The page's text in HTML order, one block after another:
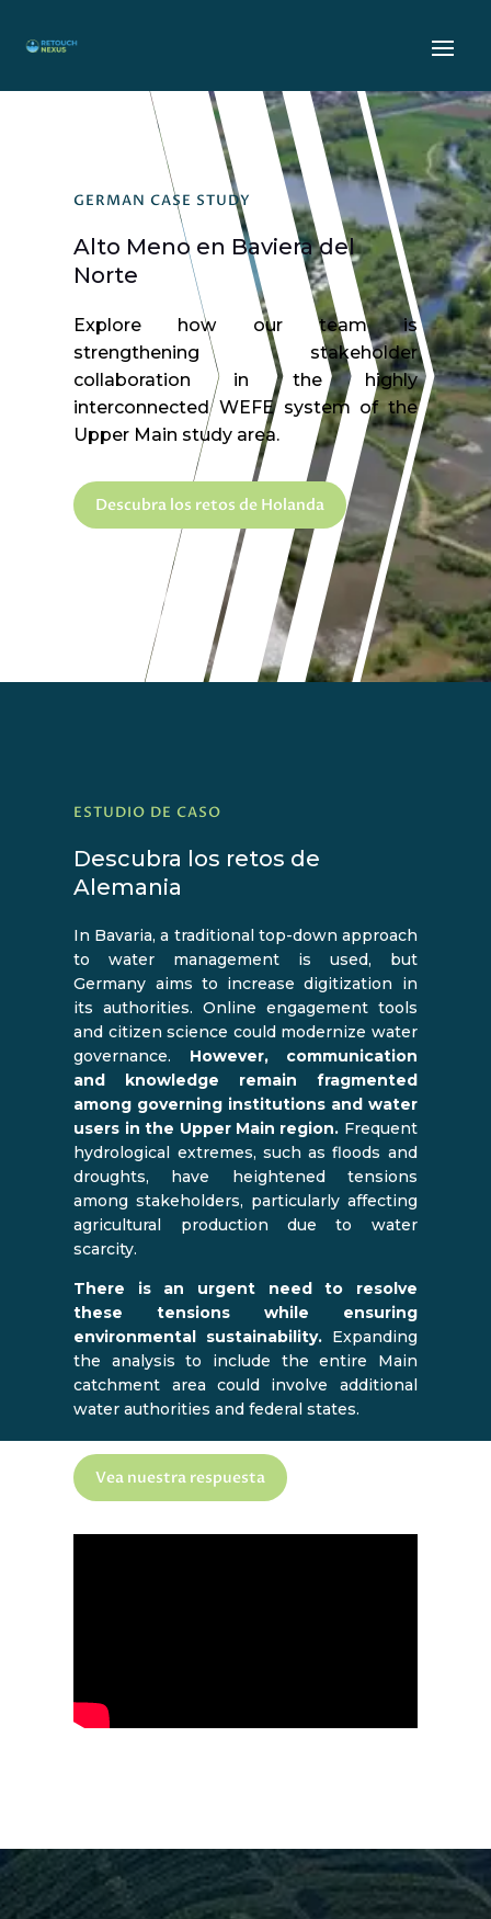
GERMAN CASE STUDY
Alto Meno en Baviera del
Norte
Explore how our team is
strengthening stakeholder
collaboration in the highly
interconnected WEFE system of the
Upper Main study area.
Descubra los retos de Holanda
ESTUDIO DE CASO
Descubra los retos de
Alemania
In Bavaria, a traditional top-down approach
to water management is used, but
Germany aims to increase digitization in
its authorities. Online engagement tools
and citizen science could modernize water
governance. However, communication
and knowledge remain fragmented
among governing institutions and water
users in the Upper Main region. Frequent
hydrological extremes, such as floods and
droughts, have heightened tensions
among stakeholders, particularly affecting
agricultural production due to water
scarcity.
There is an urgent need to resolve
these tensions while ensuring
environmental sustainability. Expanding
the analysis to include the entire Main
catchment area could involve additional
water authorities and federal states.
Vea nuestra respuesta